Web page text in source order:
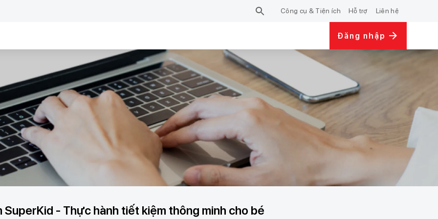
Công cụ & Tiện ích Hỗ trợ Liên hệ
Đăng nhập
SuperKid - Thực hành tiết kiệm thông minh cho bé